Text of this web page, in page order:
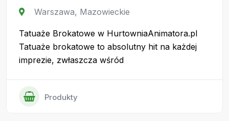
Warszawa, Mazowieckie
Tatuaże Brokatowe w HurtowniaAnimatora.pl
Tatuaże brokatowe to absolutny hit na każdej
imprezie, zwłaszcza wśród
Produkty